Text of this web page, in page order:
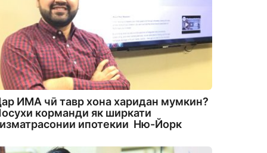
ИМА чӣ тавр хона харидан мумкин?
корманди як ширкати
ипотекии Ню-Йорк